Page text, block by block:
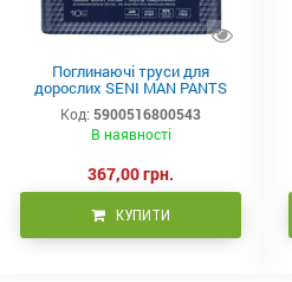
Поглинаючі труси для
дорослих SENI MAN PANTS
medium (2) 10шт.
Код: 5900516800543
В наявності
367,00 грн.
КУПИТИ